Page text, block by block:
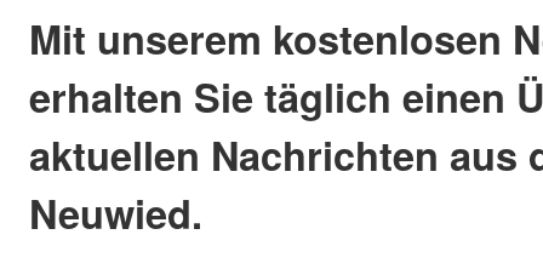
Mit unserem kostenlosen
erhalten Sie täglich einen
aktuellen Nachrichten aus
Neuwied.